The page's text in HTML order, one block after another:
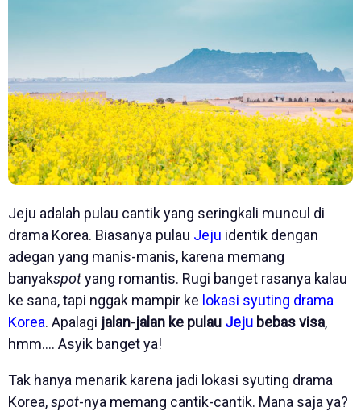
Jeju adalah pulau cantik yang seringkali muncul di
drama Korea. Biasanya pulau Jeju identik dengan
adegan yang manis-manis, karena memang
banyakspotyang romantis. Rugi banget rasanya kalau
ke sana, tapi nggak mampir ke lokasi syuting drama
Korea. Apalagi jalan-jalan ke pulau Jeju bebas visa,
hmm…. Asyik banget ya!
Tak hanya menarik karena jadi lokasi syuting drama
Korea,spot-nya memang cantik-cantik. Mana saja ya?